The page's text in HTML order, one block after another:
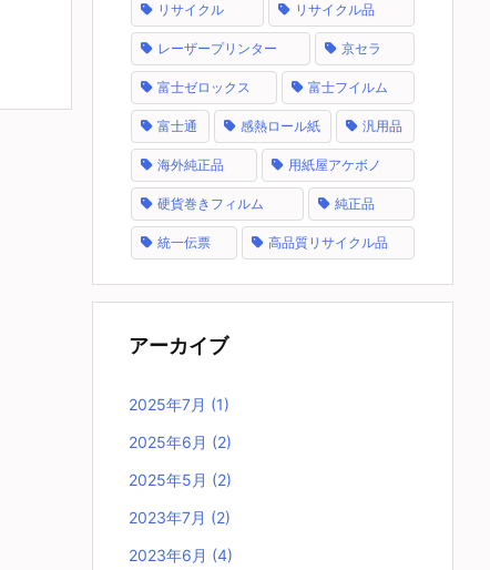
リサイクル リサイクル品
レーザープリンター 京セラ
富士ゼロックス 富士フイルム
富士通 感熱ロール紙 汎用品
海外純正品 用紙屋アケボノ
硬貨巻きフィルム 純正品
統一伝票 高品質リサイクル品
アーカイブ
2025年7月 (1)
2025年6月 (2)
2025年5月 (2)
2023年7月 (2)
2023年6月 (4)